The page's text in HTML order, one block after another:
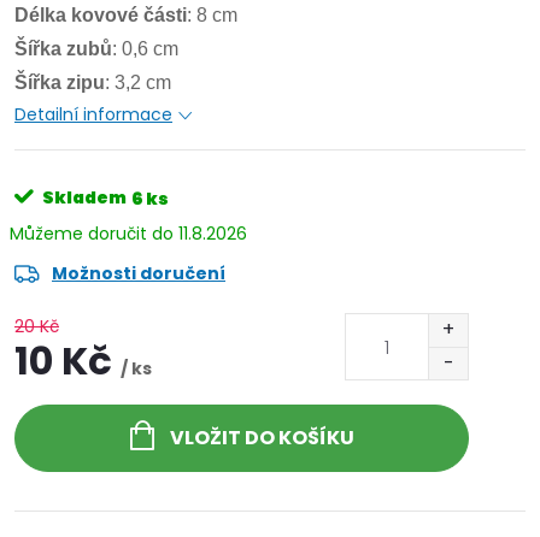
Délka kovové části: 8 cm
Šířka zubů: 0,6 cm
Šířka zipu: 3,2 cm
Detailní informace
Skladem 6 ks
11.8.2026
Možnosti doručení
20 Kč
10 Kč / ks
VLOŽIT DO KOŠÍKU